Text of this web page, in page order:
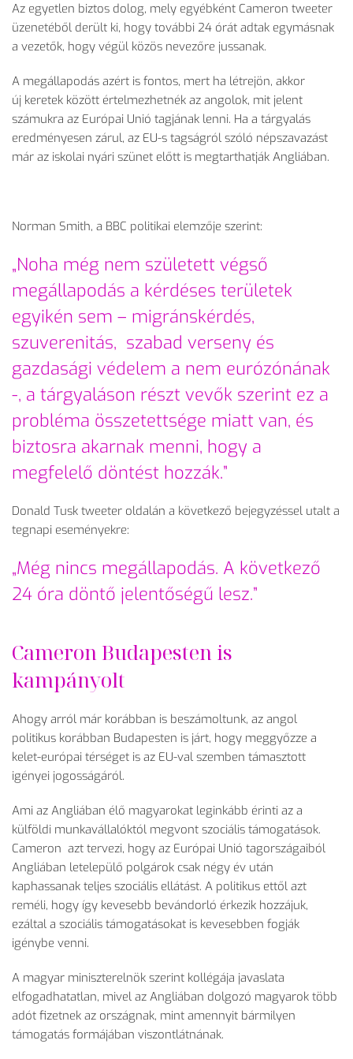
Az egyetlen biztos dolog, mely egyébként Cameron tweeter
üzenetéből derült ki, hogy további 24 órát adtak egymásnak
a vezetők, hogy végül közös nevezőre jussanak.
A megállapodás azért is fontos, mert ha létrejön, akkor
új keretek között értelmezhetnék az angolok, mit jelent
számukra az Európai Unió tagjának lenni. Ha a tárgyalás
eredményesen zárul, az EU-s tagságról szóló népszavazást
már az iskolai nyári szünet előtt is megtarthatják Angliában.
Norman Smith, a BBC politikai elemzője szerint:
„Noha még nem született végső
megállapodás a kérdéses területek
egyikén sem – migránskérdés,
szuverenitás, szabad verseny és
gazdasági védelem a nem eurózónának
-, a tárgyaláson részt vevők szerint ez a
probléma összetettsége miatt van, és
biztosra akarnak menni, hogy a
megfelelő döntést hozzák.”
Donald Tusk tweeter oldalán a következő bejegyzéssel utalt a
tegnapi eseményekre:
„Még nincs megállapodás. A következő
24 óra döntő jelentőségű lesz.”
Cameron Budapesten is
kampányolt
Ahogy arról már korábban is beszámoltunk, az angol
politikus korábban Budapesten is járt, hogy meggyőzze a
kelet-európai térséget is az EU-val szemben támasztott
igényei jogosságáról.
Ami az Angliában élő magyarokat leginkább érinti az a
külföldi munkavállalóktól megvont szociális támogatások.
Cameron azt tervezi, hogy az Európai Unió tagországaiból
Angliában letelepülő polgárok csak négy év után
kaphassanak teljes szociális ellátást. A politikus ettől azt
reméli, hogy így kevesebb bevándorló érkezik hozzájuk,
ezáltal a szociális támogatásokat is kevesebben fogják
igénybe venni.
A magyar miniszterelnök szerint kollégája javaslata
elfogadhatatlan, mivel az Angliában dolgozó magyarok több
adót fizetnek az országnak, mint amennyit bármilyen
támogatás formájában viszontlátnának.